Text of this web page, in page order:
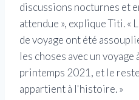
discussions nocturnes et
attendue », explique Titi.
de voyage ont été
les choses avec un voyage
printemps 2021, et le
appartient à l'histoire. »